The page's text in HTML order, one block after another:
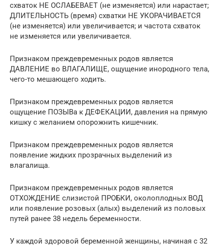
схваток НЕ ОСЛАБЕВАЕТ (не изменяется) или нарастает;
ДЛИТЕЛЬНОСТЬ (время) схватки НЕ УКОРАЧИВАЕТСЯ
(не изменяется) или увеличивается; и частота схваток
не изменяется или увеличивается.
Признаком преждевременных родов является
ДАВЛЕНИЕ во ВЛАГАЛИЩЕ, ощущение инородного тела,
чего-то мешающего ходить.
Признаком преждевременных родов является
ощущение ПОЗЫВа к ДЕФЕКАЦИИ, давления на прямую
кишку с желанием опорожнить кишечник.
Признаком преждевременных родов является
появление жидких прозрачных выделений из
влагалища.
Признаком преждевременных родов является
ОТХОЖДЕНИЕ слизистой ПРОБКИ, околоплодных ВОД
или появление розовых (алых) выделений из половых
путей ранее 38 недель беременности.
У каждой здоровой беременной женщины, начиная с 32